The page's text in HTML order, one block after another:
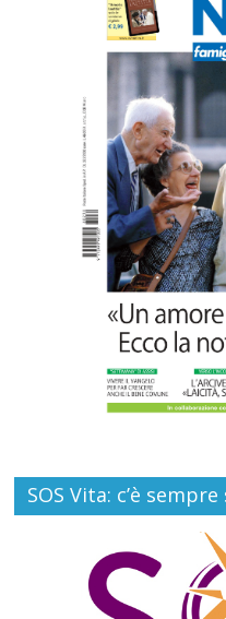
Paolo
della
6
SOS Vita: c’è